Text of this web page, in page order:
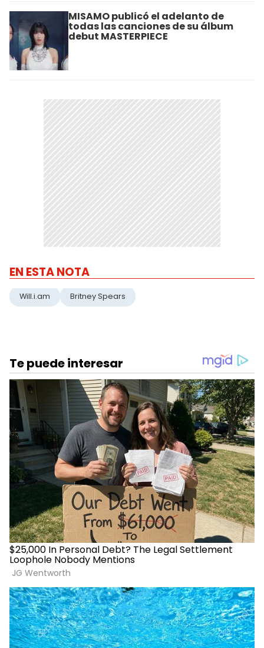
MISAMO publicó el adelanto de
todas las canciones de su álbum
debut MASTERPIECE
EN ESTA NOTA
Will.i.am Britney Spears